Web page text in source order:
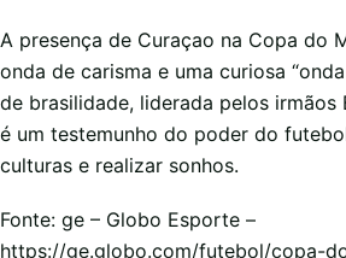
A presença de Curaçao na Copa do
onda de carisma e uma curiosa
de brasilidade, liderada pelos irmãos
é um testemunho do poder do
culturas e realizar sonhos.
Fonte: ge – Globo Esporte –
https://ge.globo.com/futebol/copa-